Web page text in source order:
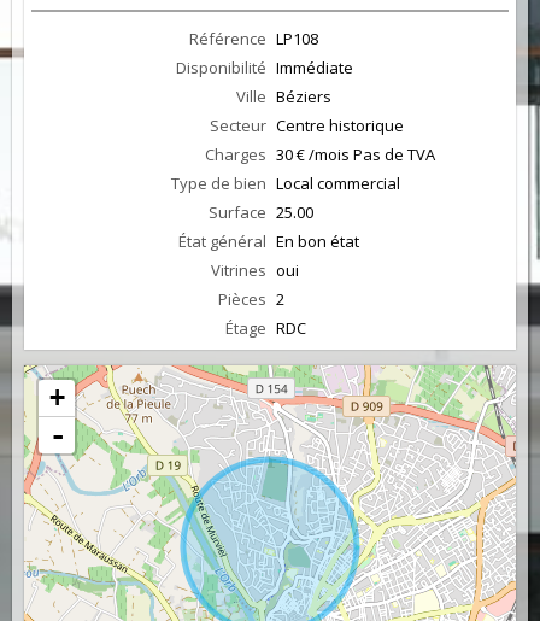
Référence LP108
Disponibilité Immédiate
Ville Béziers
Secteur Centre historique
Charges 30 € /mois Pas de TVA
Type de bien Local commercial
Surface 25.00
État général En bon état
Vitrines oui
Pièces 2
Étage RDC
+
-